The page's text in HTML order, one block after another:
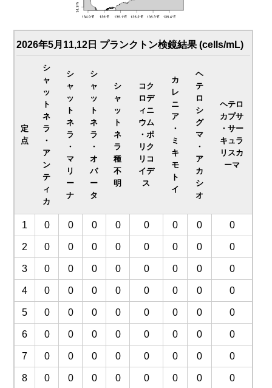
2026年5月11,12日 プランクトン検鏡結果 (cells/mL)
定
点
シ
ャ
ッ
ト
ネ
ラ
・
ア
ン
テ
ィ
カ
シ
ャ
ッ
ト
ネ
ラ
・
マ
リ
ー
ナ
シ
ャ
ッ
ト
ネ
ラ
・
オ
バ
ー
タ
シ
ャ
ッ
ト
ネ
ラ
種
不
明
コク
ロデ
ィニ
ウム
・ポ
リク
リコ
イデ
ス
カ
レ
ニ
ア
・
ミ
キ
モ
ト
イ
ヘ
テ
ロ
シ
グ
マ
・
ア
カ
シ
オ
ヘテロ
カプサ
・サー
キュラ
リスカ
ーマ
1 0 0 0 0 0 0 0 0
2 0 0 0 0 0 0 0 0
3 0 0 0 0 0 0 0 0
4 0 0 0 0 0 0 0 0
5 0 0 0 0 0 0 0 0
6 0 0 0 0 0 0 0 0
7 0 0 0 0 0 0 0 0
8 0 0 0 0 0 0 0 0